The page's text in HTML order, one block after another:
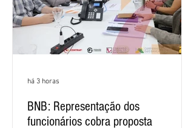
BNB: Representação dos
funcionários cobra proposta
há 3 horas